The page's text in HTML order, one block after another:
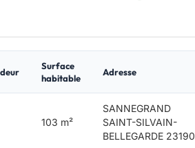
Surface
habitable
Adresse
103 m²
SANNEGRAND
SAINT-SILVAIN-
BELLEGARDE 23190